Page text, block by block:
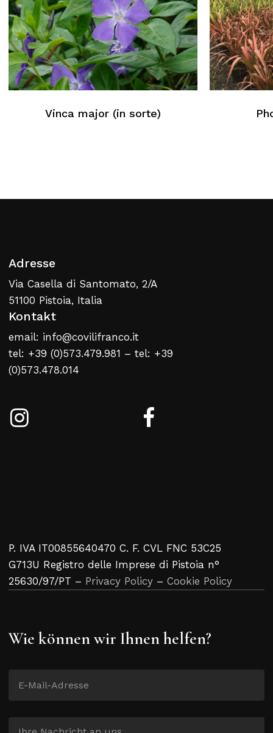
Vinca major (in sorte)
Adresse
Via Casella di Santomato, 2/A
51100 Pistoia, Italia
Kontakt
email: info@covilifranco.it
tel: +39 (0)573.479.981 – tel: +39
(0)573.478.014
P. IVA IT00855640470 C. F. CVL FNC 53C25
G713U Registro delle Imprese di Pistoia n°
25630/97/PT – Privacy Policy – Cookie Policy
Wie können wir Ihnen helfen?